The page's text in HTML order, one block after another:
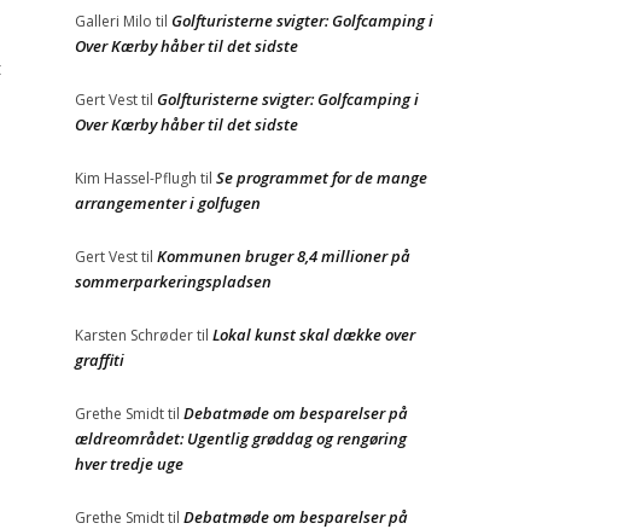
Galleri Milo til Golfturisterne svigter: Golfcamping i
Over Kærby håber til det sidste
Gert Vesttil Golfturisterne svigter: Golfcamping i
Over Kærby håber til det sidste
Kim Hassel-Pflugh til Se programmet for de mange
arrangementer i golfugen
Gert Vesttil Kommunen bruger 8,4 millioner på
sommerparkeringspladsen
Karsten Schrødertil Lokal kunst skal dække over
graffiti
Grethe Smidttil Debatmøde om besparelser på
ældreområdet: Ugentlig grøddag og rengøring
hver tredje uge
Grethe Smidttil Debatmøde om besparelser på